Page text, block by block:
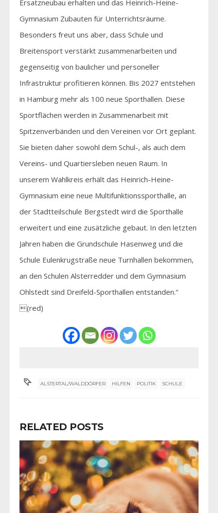
Ersatzneubau erhalten und das Heinrich-Heine-
Gymnasium Zubauten für Unterrichtsräume.
Besonders freut uns aber, dass Schule und
Breitensport verstärkt zusammenarbeiten und
gegenseitig von baulicher und personeller
Infrastruktur profitieren können. Bis 2027 entstehen
in Hamburg mehr als 100 neue Sporthallen. Diese
Sportflächen werden in Zusammenarbeit mit
Spitzenverbänden und den Vereinen vor Ort geplant.
Sie bieten daher sowohl dem Schul-, als auch dem
Vereins- und Quartiersleben neuen Raum. In
unserem Wahlkreis erhält das Heinrich-Heine-
Gymnasium eine neue Multifunktionssporthalle, an
der Stadtteilschule Bergstedt wird die Sporthalle
erweitert und eine zusätzliche gebaut. In den letzten
Jahren haben die Grundschule Hasenweg und die
Schule Eulenkrugstraße neue Turnhallen bekommen,
an den Schulen Alsterredder und dem Gymnasium
Ohlstedt sind Dreifeld-Sporthallen entstanden.“
(red)
ALSTERTAL/WALDDÖRFER HILFEN POLITIK SCHULE
RELATED POSTS